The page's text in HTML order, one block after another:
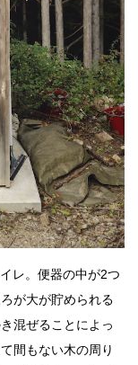
レ。便器の中が2つ
が大が貯められる
混ぜることによっ
間もない木の周り